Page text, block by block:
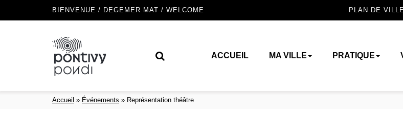
BIENVENUE / DEGEMER MAT / WELCOME PLAN DE
ACCUEIL MA VILLE PRATIQUE
Accueil » Événements » Représentation théâtre